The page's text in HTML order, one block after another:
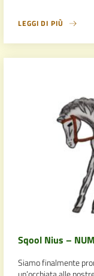
LEGGI DI PIÙ
Sqool Nius –
Siamo finalmente